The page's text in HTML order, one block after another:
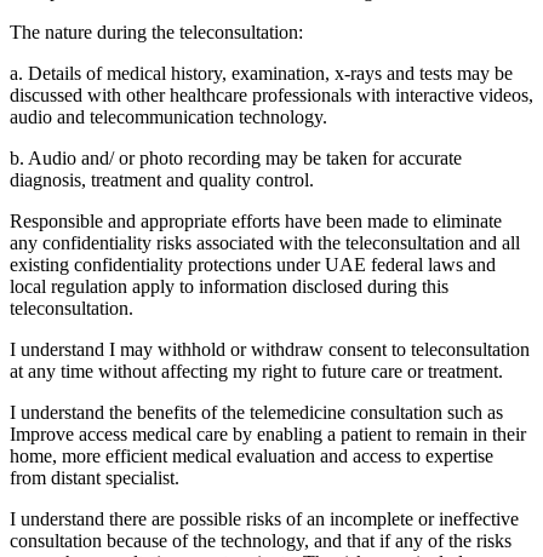
The nature during the teleconsultation:
a. Details of medical history, examination, x-rays and tests may be
discussed with other healthcare professionals with interactive videos,
audio and telecommunication technology.
b. Audio and/ or photo recording may be taken for accurate
diagnosis, treatment and quality control.
Responsible and appropriate efforts have been made to eliminate
any confidentiality risks associated with the teleconsultation and all
existing confidentiality protections under UAE federal laws and
local regulation apply to information disclosed during this
teleconsultation.
I understand I may withhold or withdraw consent to teleconsultation
at any time without affecting my right to future care or treatment.
I understand the benefits of the telemedicine consultation such as
Improve access medical care by enabling a patient to remain in their
home, more efficient medical evaluation and access to expertise
from distant specialist.
I understand there are possible risks of an incomplete or ineffective
consultation because of the technology, and that if any of the risks